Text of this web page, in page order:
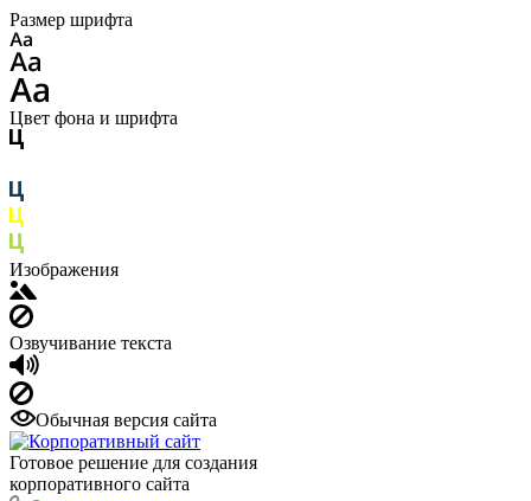
Размер шрифта
Цвет фона и шрифта
Изображения
Озвучивание текста
Обычная версия сайта
Готовое решение для создания
корпоративного сайта